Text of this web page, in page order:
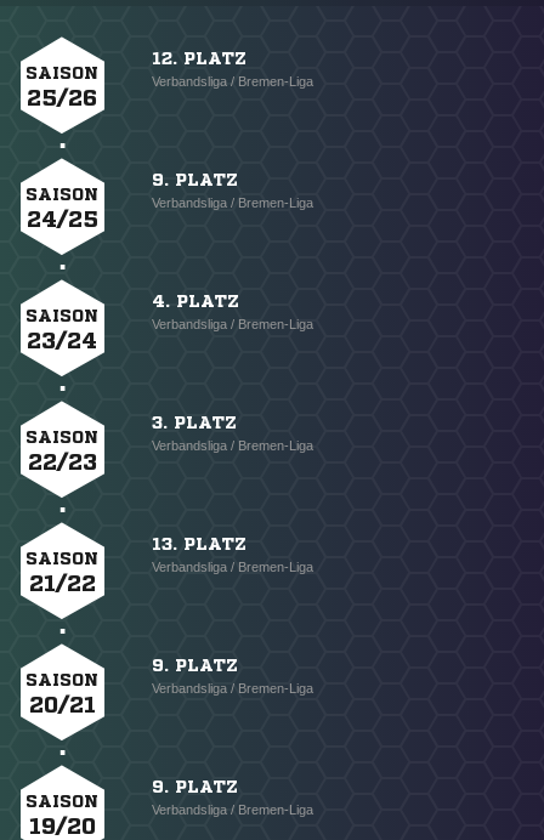
SAISON
25/26
12. PLATZ
Verbandsliga / Bremen-Liga
SAISON
24/25
9. PLATZ
Verbandsliga / Bremen-Liga
SAISON
23/24
4. PLATZ
Verbandsliga / Bremen-Liga
SAISON
22/23
3. PLATZ
Verbandsliga / Bremen-Liga
SAISON
21/22
13. PLATZ
Verbandsliga / Bremen-Liga
SAISON
20/21
9. PLATZ
Verbandsliga / Bremen-Liga
SAISON
19/20
9. PLATZ
Verbandsliga / Bremen-Liga